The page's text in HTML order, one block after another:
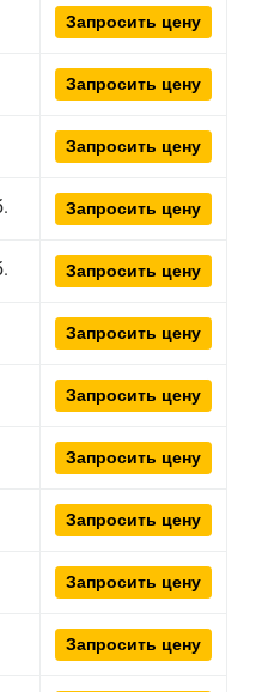
Запросить цену
Запросить цену
Запросить цену
Запросить цену
Запросить цену
Запросить цену
Запросить цену
Запросить цену
Запросить цену
Запросить цену
Запросить цену